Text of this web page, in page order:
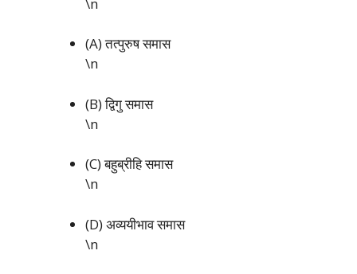
(A) तत्पुरुष समास
\n
(B) द्विगु समास
\n
(C) बहुब्रीहि समास
\n
(D) अव्ययीभाव समास
\n